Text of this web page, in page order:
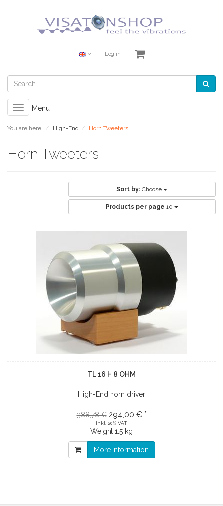
Log in
Toggle
navigation
Menu
You are here: High-End Horn Tweeters
Horn Tweeters
Sort by: Choose
Products per page 10
TL 16 H 8 OHM
High-End horn driver
388,78 € 294,00 € *
inkl. 20% VAT
Weight 1.5 kg
More information